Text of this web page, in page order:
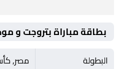
بطاقة مباراة بتروجت و
البطولة
مصر,